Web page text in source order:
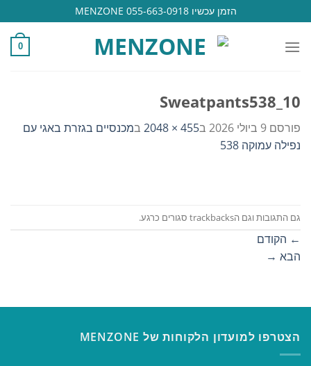
to
content
הזמן עכשיו 055-663-0918 MENZONE
0
Sweatpants538_10
פורסם 9 ביולי 2026 ב455 × 2048 במכנסיים בגזרת באגי עם
נפילה עמוקה 538
גם התגובות וגם הtrackbacks סגורים כרגע.
← הקודם
הבא →
הצטרפו למועדון הלקוחות של MENZONE